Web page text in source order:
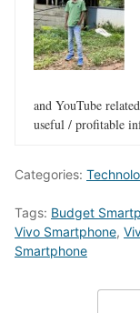
and YouTube
useful / profitable
Categories:
Tags: Budget
Vivo Smartphone,
Smartphone